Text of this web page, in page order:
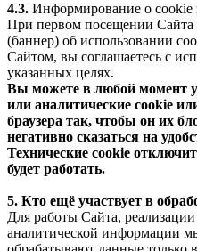
4.3. Информирование о cookie
При первом посещении Сайта
(баннер) об использовании
Сайтом, вы соглашаетесь с
указанных целях.
Вы можете в любой момент
или аналитические cookie
браузера так, чтобы он их
негативно сказаться на
Технические cookie
будет работать.
5. Кто ещё участвует в
Для работы Сайта,
аналитической информации